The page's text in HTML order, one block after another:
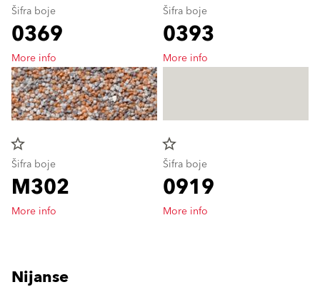
Šifra boje
0369
More info
star_border
Šifra boje
M302
More info
Šifra boje
0393
More info
star_border
Šifra boje
0919
More info
Nijanse